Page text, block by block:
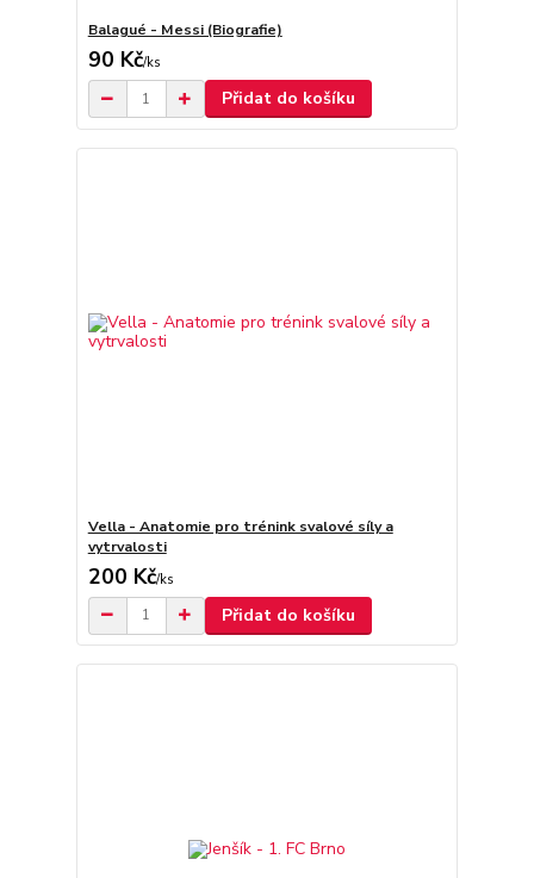
Balagué - Messi (Biografie)
90 Kč/ks
Přidat do košíku
Vella - Anatomie pro trénink svalové síly a
vytrvalosti
200 Kč/ks
Přidat do košíku